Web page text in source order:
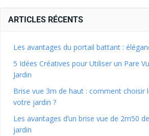
ARTICLES RÉCENTS
Les avantages du portail battant :
5 Idées Créatives pour Utiliser un Pare
Jardin
Brise vue 3m de haut : comment choisir
votre jardin ?
Les avantages d’un brise vue de 2m50
jardin